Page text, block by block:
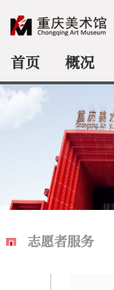
首页 概况
志愿者服务